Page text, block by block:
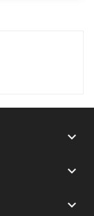


